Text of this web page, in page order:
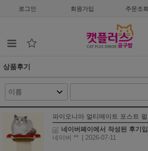
로그인 회원가입 주문조회
상품후기
파이오니아 얼티메이트 포스트
네이버페이에서 작성된 후기
네이버 **
| 2026-07-11